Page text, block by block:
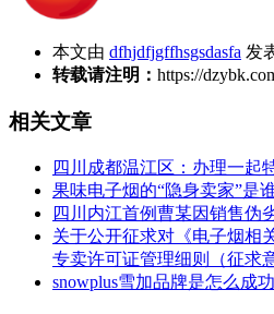
本文由 dfhjdfjgffhsgsdasfa 发
转载请注明： https://
相关文章
四川成都温江区：办理一起
果味电子烟的“隐身卖家”是
四川内江首例曹某因销售伪
关于公开征求对《电子烟相
专卖许可证管理细则（征求
snowplus雪加品牌是怎么成